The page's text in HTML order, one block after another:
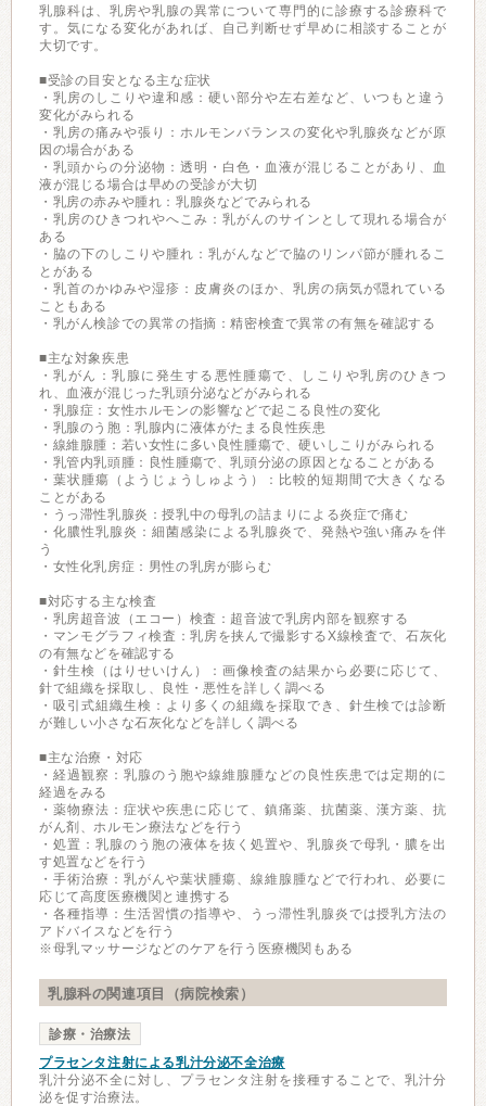
乳腺科は、乳房や乳腺の異常について専門的に診療する診療科で
す。気になる変化があれば、自己判断せず早めに相談することが
大切です。
■受診の目安となる主な症状
・乳房のしこりや違和感：硬い部分や左右差など、いつもと違う
変化がみられる
・乳房の痛みや張り：ホルモンバランスの変化や乳腺炎などが原
因の場合がある
・乳頭からの分泌物：透明・白色・血液が混じることがあり、血
液が混じる場合は早めの受診が大切
・乳房の赤みや腫れ：乳腺炎などでみられる
・乳房のひきつれやへこみ：乳がんのサインとして現れる場合が
ある
・脇の下のしこりや腫れ：乳がんなどで脇のリンパ節が腫れるこ
とがある
・乳首のかゆみや湿疹：皮膚炎のほか、乳房の病気が隠れている
こともある
・乳がん検診での異常の指摘：精密検査で異常の有無を確認する
■主な対象疾患
・乳がん：乳腺に発生する悪性腫瘍で、しこりや乳房のひきつ
れ、血液が混じった乳頭分泌などがみられる
・乳腺症：女性ホルモンの影響などで起こる良性の変化
・乳腺のう胞：乳腺内に液体がたまる良性疾患
・線維腺腫：若い女性に多い良性腫瘍で、硬いしこりがみられる
・乳管内乳頭腫：良性腫瘍で、乳頭分泌の原因となることがある
・葉状腫瘍（ようじょうしゅよう）：比較的短期間で大きくなる
ことがある
・うっ滞性乳腺炎：授乳中の母乳の詰まりによる炎症で痛む
・化膿性乳腺炎：細菌感染による乳腺炎で、発熱や強い痛みを伴
う
・女性化乳房症：男性の乳房が膨らむ
■対応する主な検査
・乳房超音波（エコー）検査：超音波で乳房内部を観察する
・マンモグラフィ検査：乳房を挟んで撮影するX線検査で、石灰化
の有無などを確認する
・針生検（はりせいけん）：画像検査の結果から必要に応じて、
針で組織を採取し、良性・悪性を詳しく調べる
・吸引式組織生検：より多くの組織を採取でき、針生検では診断
が難しい小さな石灰化などを詳しく調べる
■主な治療・対応
・経過観察：乳腺のう胞や線維腺腫などの良性疾患では定期的に
経過をみる
・薬物療法：症状や疾患に応じて、鎮痛薬、抗菌薬、漢方薬、抗
がん剤、ホルモン療法などを行う
・処置：乳腺のう胞の液体を抜く処置や、乳腺炎で母乳・膿を出
す処置などを行う
・手術治療：乳がんや葉状腫瘍、線維腺腫などで行われ、必要に
応じて高度医療機関と連携する
・各種指導：生活習慣の指導や、うっ滞性乳腺炎では授乳方法の
アドバイスなどを行う
※母乳マッサージなどのケアを行う医療機関もある
乳腺科の関連項目（病院検索）
診療・治療法
プラセンタ注射による乳汁分泌不全治療
乳汁分泌不全に対し、プラセンタ注射を接種することで、乳汁分
泌を促す治療法。